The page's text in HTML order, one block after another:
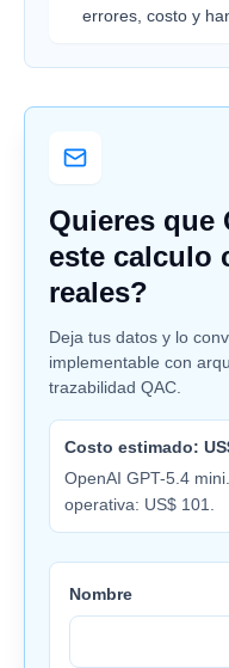
errores, costo y
Quieres que
este calculo
reales?
Deja tus datos y lo
implementable con
trazabilidad QAC.
Costo estimado:
OpenAI GPT-5.4
operativa: US$ 101.
Nombre